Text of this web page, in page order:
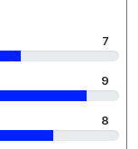
7
9
8